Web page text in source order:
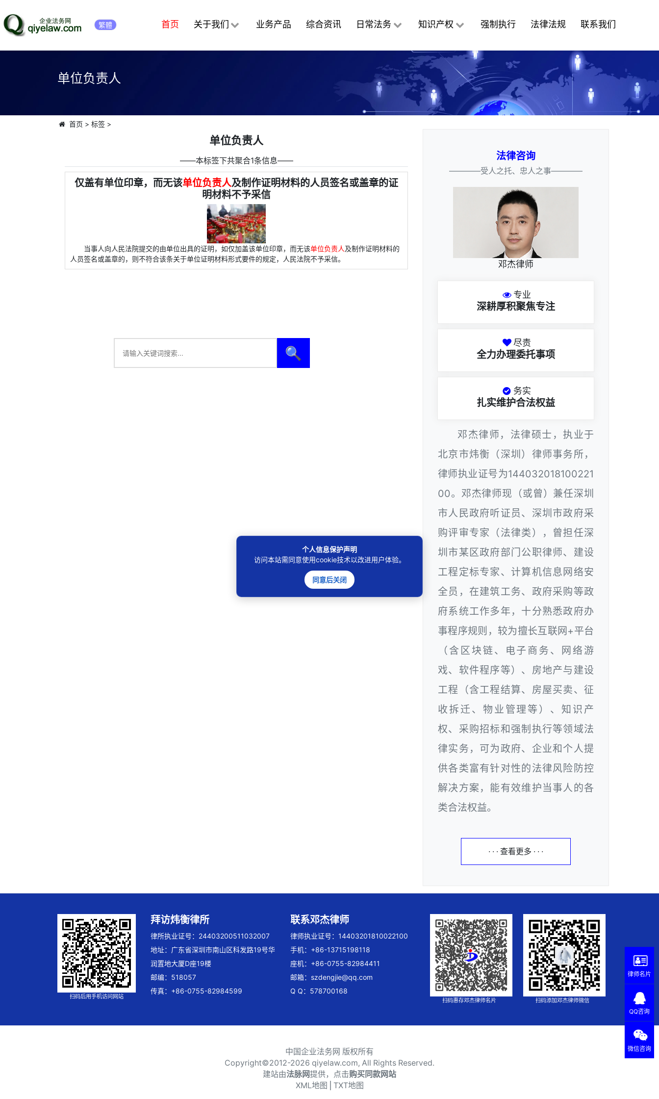
繁體 首页 关于我们 业务产品 综合资讯 日常法务 知识产权 强制执行 法律法规 联系我们
单位负责人
首页 > 标签>
单位负责人
――本标签下共聚合1条信息――
仅盖有单位印章，而无该单位负责人及制作证明材料的人员签名或盖章的证
明材料不予采信
当事人向人民法院提交的由单位出具的证明，如仅加盖该单位印章，而无该单位负责人及制作证明材料的
人员签名或盖章的，则不符合该条关于单位证明材料形式要件的规定，人民法院不予采信。
🔍
法律咨询
————受人之托、忠人之事————
邓杰律师
专业
深耕厚积聚焦专注
尽责
全力办理委托事项
务实
扎实维护合法权益
邓杰律师，法律硕士，执业于
北京市炜衡（深圳）律师事务所，
律师执业证号为144032018100221
00。邓杰律师现（或曾）兼任深圳
市人民政府听证员、深圳市政府采
购评审专家（法律类），曾担任深
圳市某区政府部门公职律师、建设
工程定标专家、计算机信息网络安
全员，在建筑工务、政府采购等政
府系统工作多年，十分熟悉政府办
事程序规则，较为擅长互联网+平台
（含区块链、电子商务、网络游
戏、软件程序等）、房地产与建设
工程（含工程结算、房屋买卖、征
收拆迁、物业管理等）、知识产
权、采购招标和强制执行等领域法
律实务，可为政府、企业和个人提
供各类富有针对性的法律风险防控
解决方案，能有效维护当事人的各
类合法权益。
· · · 查看更多 · · ·
扫码后用手机访问网站
拜访炜衡律所
律所执业证号：24403200511032007
地址：广东省深圳市南山区科发路19号华
润置地大厦D座19楼
邮编：518057
传真：+86-0755-82984599
联系邓杰律师
律师执业证号：14403201810022100
手机：+86-13715198118
座机：+86-0755-82984411
邮箱： szdengjie@qq.com
Q Q：578700168
扫码惠存邓杰律师名片 扫码添加邓杰律师微信
中国企业法务网 版权所有
Copyright©2012-2026 qiyelaw.com, All Rights Reserved.
建站由法脉网提供，点击购买同款网站
个人信息保护声明
访问本站需同意使用cookie技术以改进用户体验。
同意后关闭
XML地图 TXT地图
律师名片
QQ咨询
微信咨询